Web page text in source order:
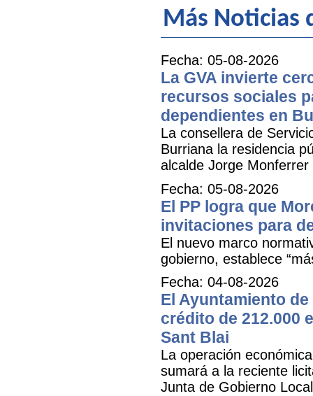
Más Noticias
Fecha: 05-08-2026
La GVA invierte
recursos sociales
dependientes en
La consellera de
Burriana la residencia
alcalde Jorge Monferrer
Fecha: 05-08-2026
El PP logra que
invitaciones para
El nuevo marco
gobierno, establece
Fecha: 04-08-2026
El Ayuntamiento
crédito de 212.000
Sant Blai
La operación
sumará a la reciente
Junta de Gobierno